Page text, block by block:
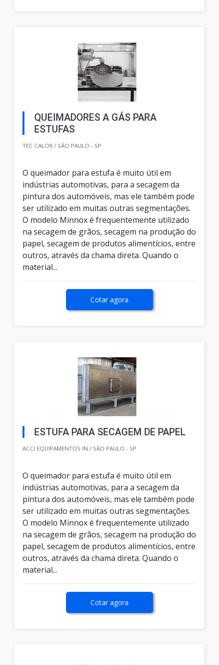
QUEIMADORES A GÁS PARA
ESTUFAS
TEC CALOR / SÃO PAULO - SP
O queimador para estufa é muito útil em
indústrias automotivas, para a secagem da
pintura dos automóveis, mas ele também pode
ser utilizado em muitas outras segmentações.
O modelo Minnox é frequentemente utilizado
na secagem de grãos, secagem na produção do
papel, secagem de produtos alimentícios, entre
outros, através da chama direta. Quando o
material...
Cotar agora
ESTUFA PARA SECAGEM DE PAPEL
ACCI EQUIPAMENTOS IN / SÃO PAULO - SP
O queimador para estufa é muito útil em
indústrias automotivas, para a secagem da
pintura dos automóveis, mas ele também pode
ser utilizado em muitas outras segmentações.
O modelo Minnox é frequentemente utilizado
na secagem de grãos, secagem na produção do
papel, secagem de produtos alimentícios, entre
outros, através da chama direta. Quando o
material...
Cotar agora